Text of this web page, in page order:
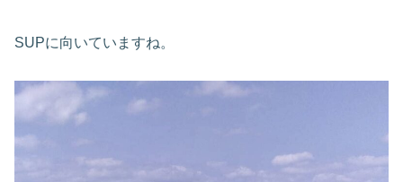
SUPに向いていますね。